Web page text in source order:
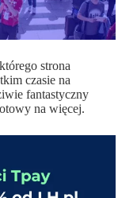
strona
czasie na
fantastyczny
na więcej.